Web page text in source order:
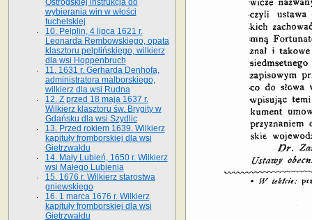
Ostrogskiej instrukcja do
wybierania win w włości
tuchelskiej
10. Pelplin, 4 lipca 1621 r.
Leonarda Rembowskiego, opata
klasztoru pelplińskiego, wilkierz
dla wsi Hoppenbruch
11. 1631 r. Gerharda Denhofa,
administratora malborskiego,
wilkierz dla wsi Rudna
12. Z przed 18 maja 1637 r.
Wilkierz klasztoru św. Brygity w
Gdańsku dla wsi Szydlic
13. Przed rokiem 1639. Wilkierz
kapituły fromborskiej dla wsi
Gietrzwałdu
14. Mały Lubień, 1650 r. Wilkierz
wsi Małego Lubienia
15. 1676 r. Wilkierz starostwa
gniewskiego
16. 1 marca 1676 r. Wilkierz
kapituły fromborskiej dla wsi
Gietrzwałdu